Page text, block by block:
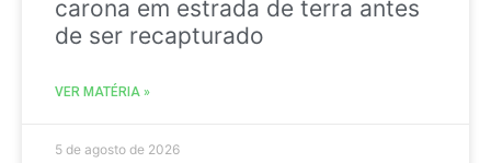
carona em estrada de terra antes
de ser recapturado
VER MATÉRIA »
5 de agosto de 2026